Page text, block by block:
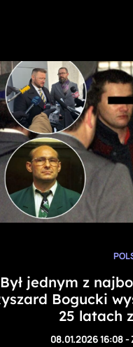
Był jednym z
Bogucki
25 latach
08.01.2026 16:08-